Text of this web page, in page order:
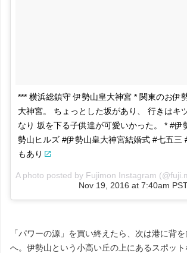
*** 横浜総鎮守 伊勢山皇大神宮 * 関東のお伊
大神宮。 ちょっとした坂があり、 行きはキ
なり 坂を下る子供達が可愛いかった。 * #伊
勢山ヒルズ #伊勢山皇大神宮結婚式 #七五三
もあり
Nov 19, 2016 at 7:40am
「パワーの源」を買い終えたら、次は港に背
へ。伊勢山という小高い丘の上にあるスポット